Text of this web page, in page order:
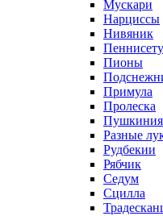
Мускари
Нарциссы
Нивяник
Пионы
Примула
Пролеска
Пушкиния
Разные
Рудбекии
Рябчик
Седум
Сцилла